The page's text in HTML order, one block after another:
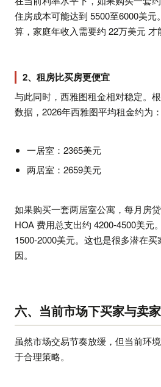
住房成本可能达到 5500至6000美
算，家庭年收入需要约 22万美元 才
2、租房比买房更便宜
与此同时，西雅图租金相对稳定。
数据，2026年西雅图平均租金约为：
一居室：2365美元
两居室：2659美元
如果购买一套两居室公寓，每月房
HOA 费用总支出约 4200-4500美元
1500-2000美元。这也是很多潜在
因。
六、当前市场下买家与卖
虽然市场交易节奏放缓，但当前环
于合理策略。